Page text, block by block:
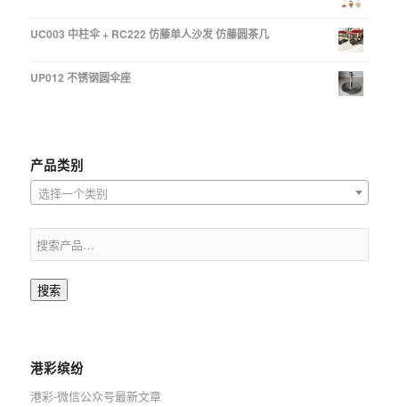
UC003 中柱伞 + RC222 仿藤单人沙发 仿藤圆茶几
UP012 不锈钢圆伞座
产品类别
选择一个类别
搜索
港彩缤纷
港彩-微信公众号最新文章